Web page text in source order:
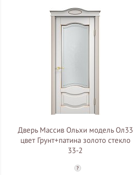
Дверь Массив Ольхи модель Ол33
цвет Грунт+патина золото стекло
33-2
?